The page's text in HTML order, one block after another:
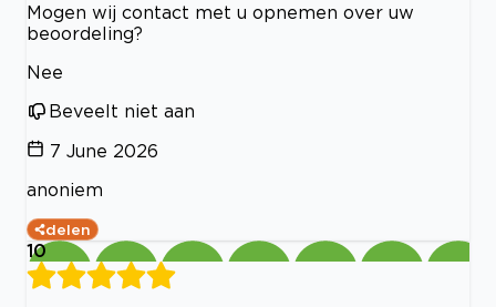
Mogen wij contact met u opnemen over uw
beoordeling?
Nee
Beveelt niet aan
7 June 2026
anoniem
delen
10